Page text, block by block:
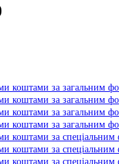
коштами за загальним
коштами за загальним
коштами за загальним
коштами за загальним
коштами за
коштами за
коштами за